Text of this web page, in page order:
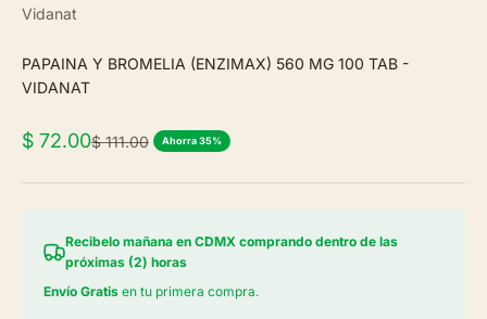
Vidanat
PAPAINA Y BROMELIA (ENZIMAX) 560 MG 100 TAB -
VIDANAT
Precio de oferta
$ 72.00Precio normal
$ 111.00 Ahorra 35%
Recibelo mañana en CDMX comprando dentro de las
próximas (2) horas
Envío Gratis en tu primera compra.